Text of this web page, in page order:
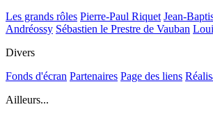
Les grands rôles Pierre-Paul Riquet Jean-
Andréossy Sébastien le Prestre de Vauban
Divers
Fonds d'écran Partenaires Page des liens
Ailleurs...